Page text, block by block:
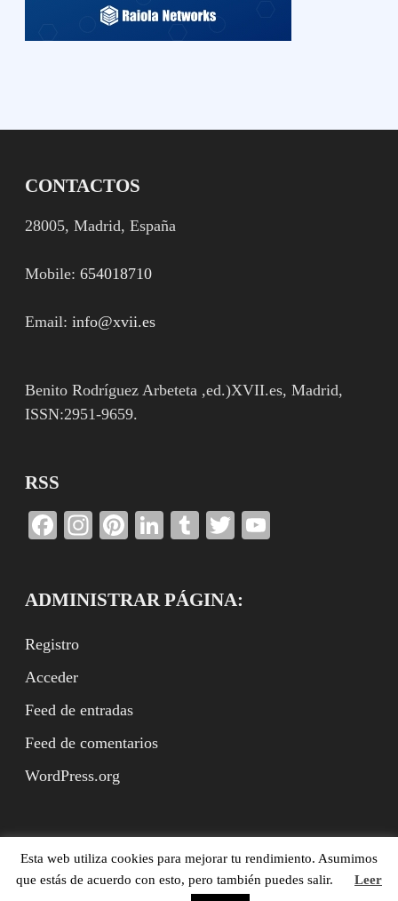
CONTACTOS
28005, Madrid, España
Mobile:654018710
Email:info@xvii.es
Benito Rodríguez Arbeteta ,ed.)XVII.es, Madrid,
ISSN:2951-9659.
RSS
Facebook
Instagram
Pinterest
LinkedIn
TumblrTwitter
ADMINISTRAR PÁGINA:
Registro
Acceder
Feed de entradas
Feed de comentarios
WordPress.org
Benito Rodríguez Arbeteta (ed.), XVII.es, Madrid,
ISSN:2951-9659. (©XVII.es, ©Textos con derechos de los
Esta web utiliza cookies para mejorar tu rendimiento. Asumimos
que estás de acuerdo con esto, pero también puedes salir.
Leer